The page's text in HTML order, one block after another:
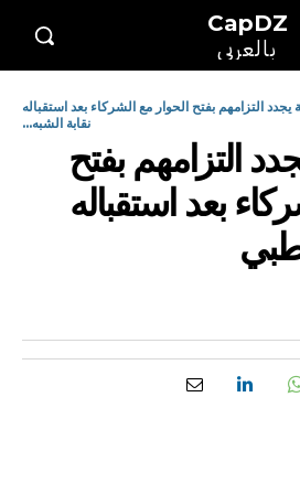
CapDZ
بالعربي
يجدد التزامهم بفتح الحوار مع الشركاء بعد استقباله
نقابة الشبه...
التزامهم بفتح
بعد استقباله